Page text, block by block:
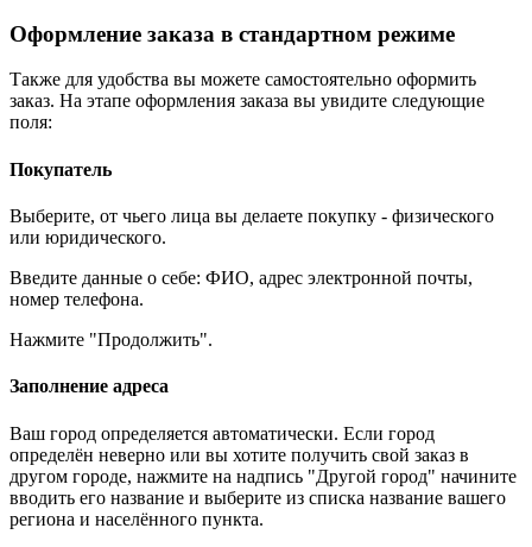
Оформление заказа в стандартном режиме
Также для удобства вы можете самостоятельно оформить
заказ. На этапе оформления заказа вы увидите следующие
поля:
Покупатель
Выберите, от чьего лица вы делаете покупку - физического
или юридического.
Введите данные о себе: ФИО, адрес электронной почты,
номер телефона.
Нажмите "Продолжить".
Заполнение адреса
Ваш город определяется автоматически. Если город
определён неверно или вы хотите получить свой заказ в
другом городе, нажмите на надпись "Другой город" начините
вводить его название и выберите из списка название вашего
региона и населённого пункта.